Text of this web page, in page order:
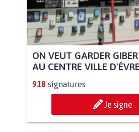
ON VEUT GARDER
AU CENTRE VILLE
918 signatures
Je signe